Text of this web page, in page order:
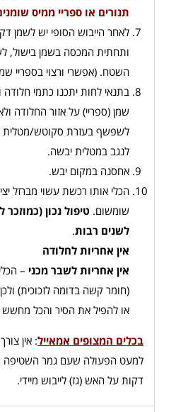
תנורים או ספריי ממיס
לאחר הייבוש הסופי יש לשמן
ותחתית המכסה בשמן בישול,
השטח. (אפשרי ורצוי בספריי
בתנאי לחות יתכנו כתמי חלודה
לשפשף בעזרת סקוטש/מטלית
לנגב במטלית יבשה.
אחסנה במקום יבש.
הכלי אותו רכשת עשוי מברזל
שומשום. טיפול נכון
לשנים רבות.
אין אחריות לחלודה
אין אחריות לשבר מכני –
(חומר קשה בדומה לזכוכית)
או להפיל את הסיר והכל
בכלים המצופים אמאייל: אין
דקות על האש (גז) לייבוש מיידי.